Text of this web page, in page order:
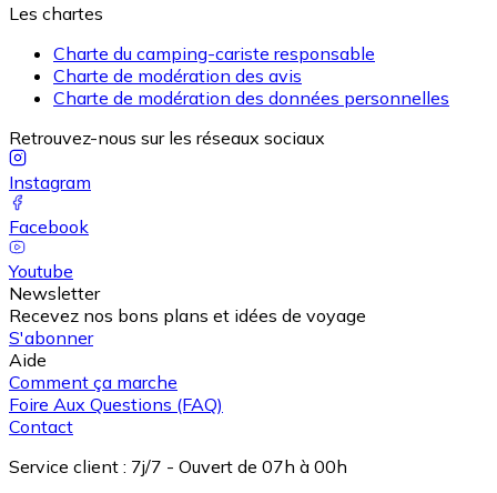
Les chartes
Charte du camping-cariste responsable
Charte de modération des avis
Charte de modération des données personnelles
Retrouvez-nous sur les réseaux sociaux
Instagram
Facebook
Youtube
Newsletter
Recevez nos bons plans et idées de voyage
S'abonner
Aide
Comment ça marche
Foire Aux Questions (FAQ)
Contact
Service client : 7j/7 - Ouvert de 07h à 00h